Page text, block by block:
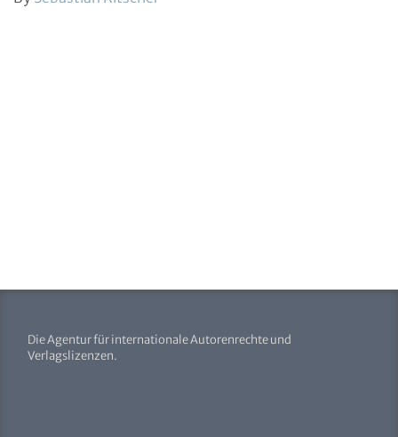
Die Agentur für internationale Autorenrechte und
Verlagslizenzen.